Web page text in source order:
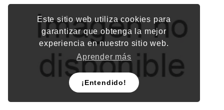
Este sitio web utiliza cookies para
garantizar que obtenga la mejor
experiencia en nuestro sitio web.
Aprender más
¡Entendido!